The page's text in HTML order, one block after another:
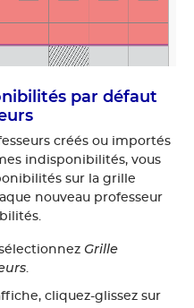
par défaut
créés ou importés
indisponibilités, vous
sur la grille
nouveau professeur
Grille
cliquez-glissez sur